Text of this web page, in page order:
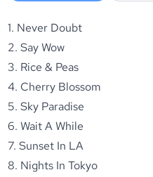
1. Never Doubt
2. Say Wow
3. Rice & Peas
4. Cherry Blossom
5. Sky Paradise
6. Wait A While
7. Sunset In LA
8. Nights In Tokyo